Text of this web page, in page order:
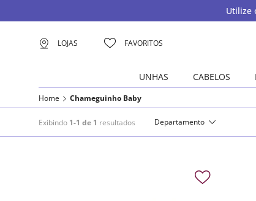
Utilize
LOJAS FAVORITOS
UNHAS CABELOS
Home Chameguinho Baby
Exibindo 1-1 de 1 resultados Departamento